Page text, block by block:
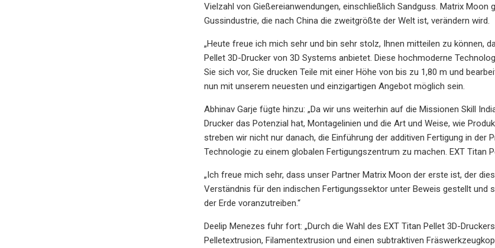
Vielzahl von Gießereianwendungen, einschließlich Sandguss. Matrix
Gussindustrie, die nach China die zweitgrößte der Welt ist, verändern wird.
„Heute freue ich mich sehr und bin sehr stolz, Ihnen mitteilen zu können,
Pellet 3D-Drucker von 3D Systems anbietet. Diese hochmoderne
Sie sich vor, Sie drucken Teile mit einer Höhe von bis zu 1,80 m und
nun mit unserem neuesten und einzigartigen Angebot möglich sein.
Abhinav Garje fügte hinzu: „Da wir uns weiterhin auf die Missionen Skill
Drucker das Potenzial hat, Montagelinien und die Art und Weise, wie
streben wir nicht nur danach, die Einführung der additiven Fertigung in
Technologie zu einem globalen Fertigungszentrum zu machen. EXT Titan
„Ich freue mich sehr, dass unser Partner Matrix Moon der erste ist, der
Verständnis für den indischen Fertigungssektor unter Beweis gestellt
der Erde voranzutreiben.“
Deelip Menezes fuhr fort: „Durch die Wahl des EXT Titan Pellet 3D-
Pelletextrusion, Filamentextrusion und einen subtraktiven